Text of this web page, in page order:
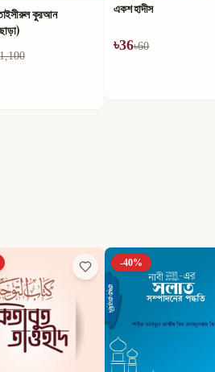
কুরআন
একশ হাদীস
৳36৳60
-40%